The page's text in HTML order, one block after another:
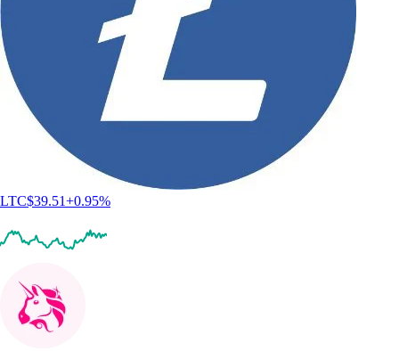
LTC$39.51+0.95%